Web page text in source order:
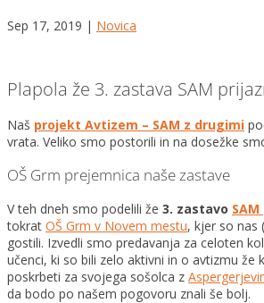
Sep 17, 2019 | Novica
Plapola že 3. zastava SAM
Naš projekt Avtizem – SAM z drugimi
vrata. Veliko smo postorili in na dosežke
OŠ Grm prejemnica naše zastave
V teh dneh smo podelili že 3. zastavo
tokrat OŠ Grm v Novem mestu, kjer so nas
gostili. Izvedli smo predavanja za celoten
učenci, ki so bili zelo aktivni in o avtizmu že
poskrbeti za svojega sošolca z
da bodo po našem pogovoru znali še bolj.